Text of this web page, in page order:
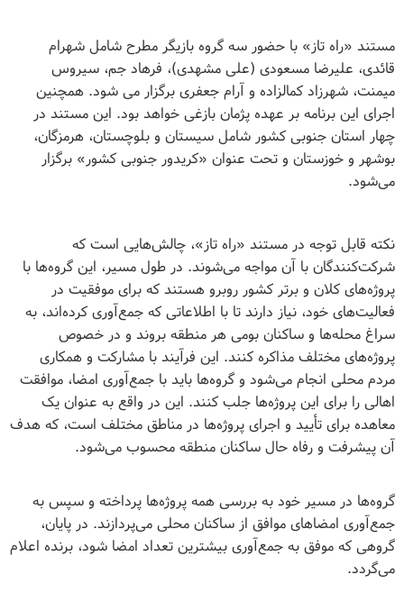
مستند «راه تاز» با حضور سه گروه بازیگر مطرح شامل شهرام
قائدی، علیرضا مسعودی (علی مشهدی)، فرهاد جم، سیروس
میمنت، شهرزاد کمالزاده و آرام جعفری برگزار می شود. همچنین
اجرای این برنامه بر عهده پژمان بازغی خواهد بود. این مستند در
چهار استان جنوبی کشور شامل سیستان و بلوچستان، هرمزگان،
بوشهر و خوزستان و تحت عنوان «کریدور جنوبی کشور» برگزار
می‌شود.
نکته قابل توجه در مستند «راه تاز»، چالش‌هایی است که
شرکت‌کنندگان با آن مواجه می‌شوند. در طول مسیر، این گروه‌ها با
پروژه‌های کلان و برتر کشور روبرو هستند که برای موفقیت در
فعالیت‌های خود، نیاز دارند تا با اطلاعاتی که جمع‌آوری کرده‌اند، به
سراغ محله‌ها و ساکنان بومی هر منطقه بروند و در خصوص
پروژه‌های مختلف مذاکره کنند. این فرآیند با مشارکت و همکاری
مردم محلی انجام می‌شود و گروه‌ها باید با جمع‌آوری امضا، موافقت
اهالی را برای این پروژه‌ها جلب کنند. این در واقع به عنوان یک
معاهده برای تأیید و اجرای پروژه‌ها در مناطق مختلف است، که هدف
آن پیشرفت و رفاه حال ساکنان منطقه محسوب می‌شود.
گروه‌ها در مسیر خود به بررسی همه پروژه‌ها پرداخته و سپس به
جمع‌آوری امضاهای موافق از ساکنان محلی می‌پردازند. در پایان،
گروهی که موفق به جمع‌آوری بیشترین تعداد امضا شود، برنده اعلام
می‌گردد.